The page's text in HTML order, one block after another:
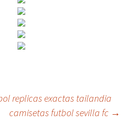
replicas exactas tailandia
camisetas futbol sevilla fc →